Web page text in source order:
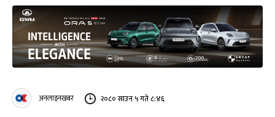
अनलाइनखबर २०८० साउन ५ गते ८:४६